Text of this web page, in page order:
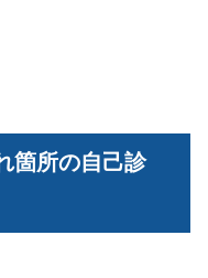
箇所の自己診